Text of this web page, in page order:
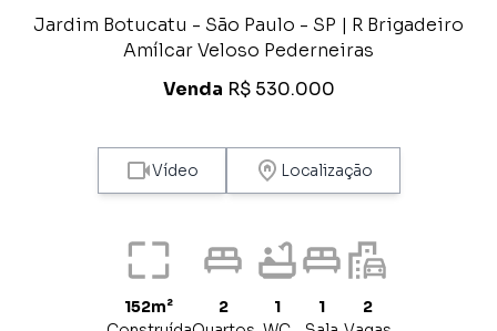
Jardim Botucatu - São Paulo - SP | R Brigadeiro
Amílcar Veloso Pederneiras
Venda R$ 530.000
Vídeo Localização
152m²
2
1
1
2